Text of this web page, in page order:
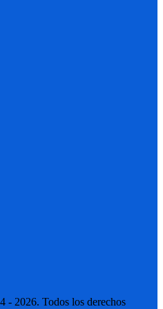
2026. Todos los derechos